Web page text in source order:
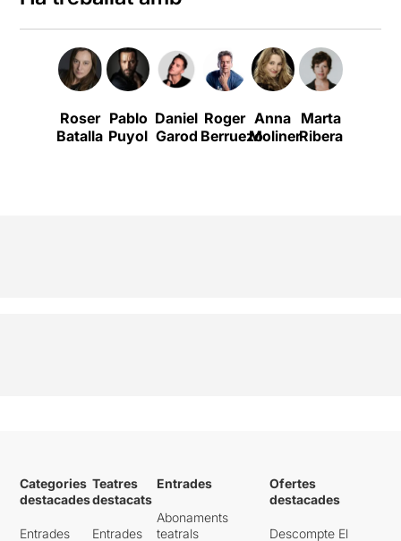
Roser
Batalla
Pablo
Puyol
Daniel
Garod
Roger
Berruezo
Anna
Moliner
Marta
Ribera
Categories
destacades
Entrades
Teatres
destacats
Entrades
Entrades
Abonaments
teatrals
Ofertes
destacades
Descompte El